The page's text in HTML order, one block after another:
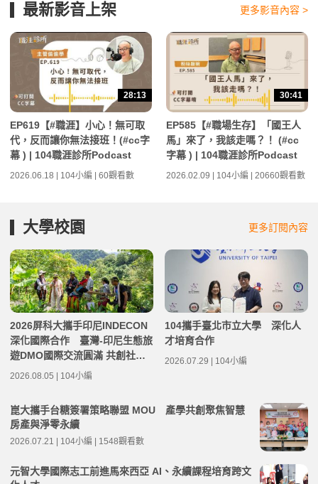
最新影音上架 更多影音內容 >
28:13
EP619【#職涯】小心！無可取
代，反而讓你無法接班！(#cc字
幕 ) | 104職涯診所Podcast
2026.06.18 | 104小編 | 60觀看數
30:41
EP585【#職場生存】「國王人
馬」來了，我該走嗎？！ (#cc
字幕 ) | 104職涯診所Podcast
2026.02.09 | 104小編 | 20660觀看數
大學校園 更多訂閱內容
2026屏科大攜手印尼INDECON
深化國際合作 臺灣-印尼生態旅
遊DMO國際交流圓滿 共創社區
永續發展新契機
2026.08.05 | 104小編
104攜手臺北市立大學 深化人
才培育合作
2026.07.29 | 104小編
崑大攜手台糖簽署策略聯盟 MOU 產學共創聚焦智慧
房產與淨零永續
2026.07.21 | 104小編 | 1548觀看數
元智大學國際志工前進馬來西亞 AI、永續課程培育跨文